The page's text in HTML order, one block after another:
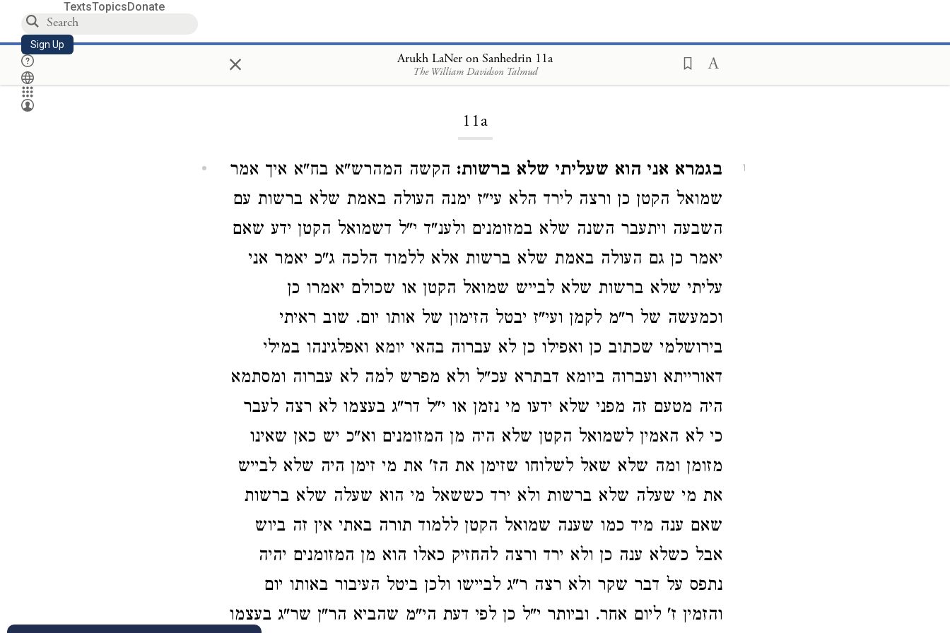
TextsTopicsDonate
Sign Up × Arukh LaNer on Sanhedrin 11a
The William Davidson Talmud
Loading...
11a
1 בגמרא אני הוא שעליתי שלא ברשות: הקשה המהרש"א בח"א איך אמר
שמואל הקטן כן ורצה לירד הלא עי"ז ימנה העולה באמת שלא ברשות עם
השבעה ויתעבר השנה שלא במזומנים ולענ"ד י"ל דשמואל הקטן ידע שאם
יאמר כן גם העולה באמת שלא ברשות אלא ללמוד הלכה ג"כ יאמר אני
עליתי שלא ברשות שלא לבייש שמואל הקטן או שכולם יאמרו כן
וכמעשה של ר"מ לקמן ועי"ז יבטל הזימון של אותו יום. שוב ראיתי
בירושלמי שכתוב כן ואפילו כן לא עברוה בהאי יומא ואפלגינהו במילי
דאורייתא ועברוה ביומא דבתרא עכ"ל ולא מפרש למה לא עברוה ומסתמא
היה מטעם זה מפני שלא ידעו מי נזמן או י"ל דר"ג בעצמו לא רצה לעבר
כי לא האמין לשמואל הקטן שלא היה מן המזומנים וא"כ יש כאן שאינו
מזומן ומה שלא שאל לשלוחו שזימן את הז' את מי זימן היה שלא לבייש
את מי שעלה שלא ברשות ולא ירד כששאל מי הוא שעלה שלא ברשות
שאם ענה מיד כמו שענה שמואל הקטן ללמוד תורה באתי אין זה ביוש
אבל כשלא ענה כן ולא ירד ורצה להחזיק כאלו הוא מן המזומנים יהיה
נתפס על דבר שקר ולא רצה ר"ג לביישו ולכן ביטל העיבור באותו יום
והזמין ז' ליום אחר. וביותר י"ל כן לפי דעת הי"מ שהביא הר"ן שר"ג בעצמו